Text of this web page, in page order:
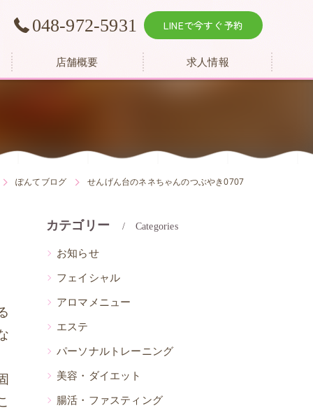
048-972-5931 LINEで今すぐ予約
店舗概要 求人情報
ぽんてブログ せんげん台のネネちゃんのつぶやき0707
カテゴリー Categories
お知らせ
フェイシャル
アロマメニュー
エステ
パーソナルトレーニング
美容・ダイエット
腸活・ファスティング